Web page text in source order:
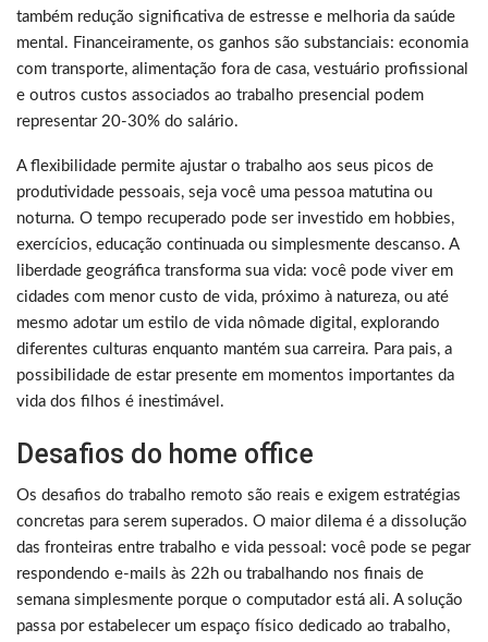
também redução significativa de estresse e melhoria da saúde
mental. Financeiramente, os ganhos são substanciais: economia
com transporte, alimentação fora de casa, vestuário profissional
e outros custos associados ao trabalho presencial podem
representar 20-30% do salário.
A flexibilidade permite ajustar o trabalho aos seus picos de
produtividade pessoais, seja você uma pessoa matutina ou
noturna. O tempo recuperado pode ser investido em hobbies,
exercícios, educação continuada ou simplesmente descanso. A
liberdade geográfica transforma sua vida: você pode viver em
cidades com menor custo de vida, próximo à natureza, ou até
mesmo adotar um estilo de vida nômade digital, explorando
diferentes culturas enquanto mantém sua carreira. Para pais, a
possibilidade de estar presente em momentos importantes da
vida dos filhos é inestimável.
Desafios do home office
Os desafios do trabalho remoto são reais e exigem estratégias
concretas para serem superados. O maior dilema é a dissolução
das fronteiras entre trabalho e vida pessoal: você pode se pegar
respondendo e-mails às 22h ou trabalhando nos finais de
semana simplesmente porque o computador está ali. A solução
passa por estabelecer um espaço físico dedicado ao trabalho,